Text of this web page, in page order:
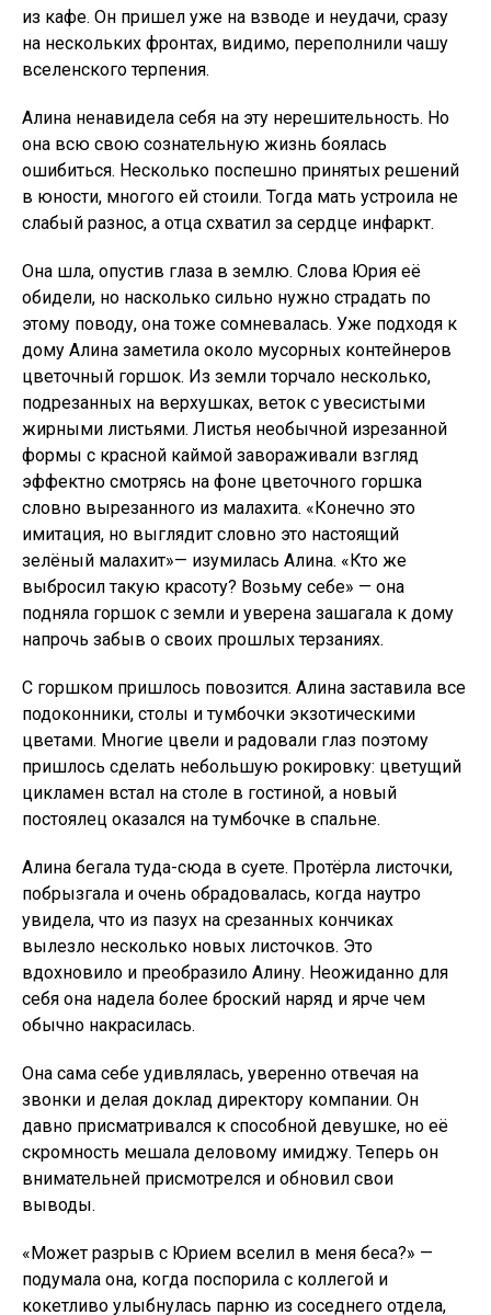
из кафе. Он пришел уже на взводе и неудачи, сразу
на нескольких фронтах, видимо, переполнили чашу
вселенского терпения.
Алина ненавидела себя на эту нерешительность. Но
она всю свою сознательную жизнь боялась
ошибиться. Несколько поспешно принятых решений
в юности, многого ей стоили. Тогда мать устроила не
слабый разнос, а отца схватил за сердце инфаркт.
Она шла, опустив глаза в землю. Слова Юрия её
обидели, но насколько сильно нужно страдать по
этому поводу, она тоже сомневалась. Уже подходя к
дому Алина заметила около мусорных контейнеров
цветочный горшок. Из земли торчало несколько,
подрезанных на верхушках, веток с увесистыми
жирными листьями. Листья необычной изрезанной
формы с красной каймой завораживали взгляд
эффектно смотрясь на фоне цветочного горшка
словно вырезанного из малахита. «Конечно это
имитация, но выглядит словно это настоящий
зелёный малахит»— изумилась Алина. «Кто же
выбросил такую красоту? Возьму себе» — она
подняла горшок с земли и уверена зашагала к дому
напрочь забыв о своих прошлых терзаниях.
С горшком пришлось повозится. Алина заставила все
подоконники, столы и тумбочки экзотическими
цветами. Многие цвели и радовали глаз поэтому
пришлось сделать небольшую рокировку: цветущий
цикламен встал на столе в гостиной, а новый
постоялец оказался на тумбочке в спальне.
Алина бегала туда-сюда в суете. Протёрла листочки,
побрызгала и очень обрадовалась, когда наутро
увидела, что из пазух на срезанных кончиках
вылезло несколько новых листочков. Это
вдохновило и преобразило Алину. Неожиданно для
себя она надела более броский наряд и ярче чем
обычно накрасилась.
Она сама себе удивлялась, уверенно отвечая на
звонки и делая доклад директору компании. Он
давно присматривался к способной девушке, но её
скромность мешала деловому имиджу. Теперь он
внимательней присмотрелся и обновил свои
выводы.
«Может разрыв с Юрием вселил в меня беса?» —
подумала она, когда поспорила с коллегой и
кокетливо улыбнулась парню из соседнего отдела,